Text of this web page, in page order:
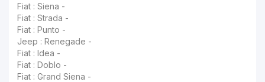
Fiat : Siena -
Fiat : Strada -
Fiat : Punto -
Jeep : Renegade -
Fiat : Idea -
Fiat : Doblo -
Fiat : Grand Siena -